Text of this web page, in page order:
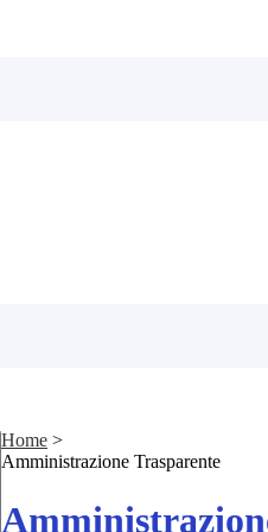
Home >
Amministrazione Trasparente